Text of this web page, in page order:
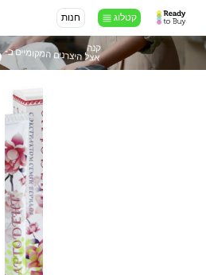
קטלוג חנות
קנה -אצל היצרנים המקומיים ב